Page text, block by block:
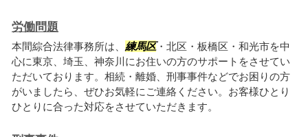
労働問題
本間綜合法律事務所は、 練馬区・北区・板橋区・和光市を中
心に東京、埼玉、神奈川にお住いの方のサポートをさせてい
ただいております。相続・離婚、刑事事件などでお困りの方
がいましたら、ぜひお気軽にご連絡ください。お客様ひとり
ひとりに合った対応をさせていただきます。